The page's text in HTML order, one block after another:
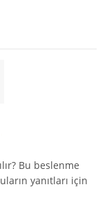
Bu beslenme
yanıtları için